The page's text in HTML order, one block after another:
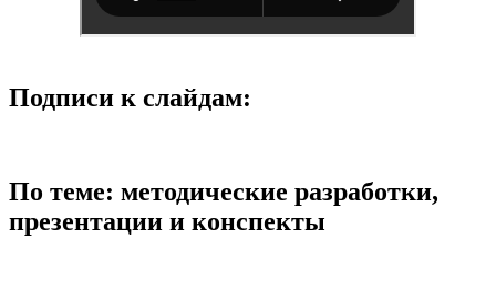
Подписи к слайдам:
По теме: методические разработки,
презентации и конспекты